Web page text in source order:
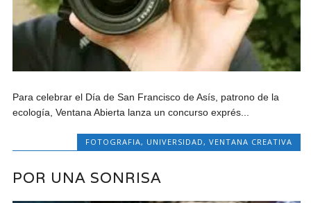
Para celebrar el Día de San Francisco de Asís, patrono de la
ecología, Ventana Abierta lanza un concurso exprés...
FOTOGRAFIA, UNIVERSIDAD , VENTANA CREATIVA
POR UNA SONRISA